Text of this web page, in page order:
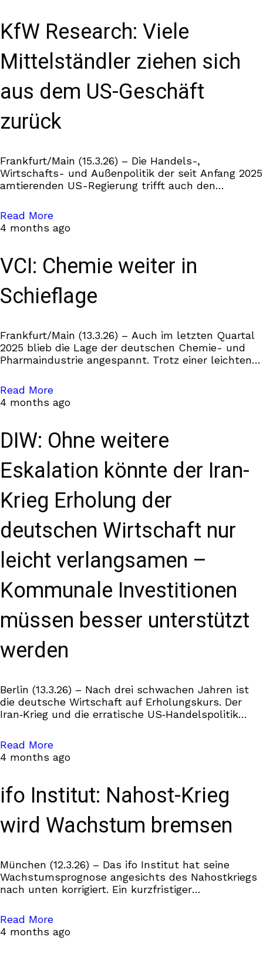
KfW Research: Viele
Mittelständler ziehen sich
aus dem US-Geschäft
zurück
Frankfurt/Main (15.3.26) – Die Handels-,
Wirtschafts- und Außenpolitik der seit Anfang 2025
amtierenden US-Regierung trifft auch den
mittleren Unternehmen, die Geschäftsbeziehungen
in die
Read More
4 months ago
VCI: Chemie weiter in
Schieflage
Frankfurt/Main (13.3.26) – Auch im letzten Quartal
2025 blieb die Lage der deutschen Chemie- und
Pharmaindustrie angespannt. Trotz einer leichten
Jahresende – ausgelöst durch vereinzelte
Read More
4 months ago
DIW: Ohne weitere
Eskalation könnte der Iran-
Krieg Erholung der
deutschen Wirtschaft nur
leicht verlangsamen –
Kommunale Investitionen
müssen besser unterstützt
werden
Berlin (13.3.26) – Nach drei schwachen Jahren ist
die deutsche Wirtschaft auf Erholungskurs. Der
Iran‑Krieg und die erratische US‑Handelspolitik
jüngste Anstieg der Energiepreise
Read More
4 months ago
ifo Institut: Nahost-Krieg
wird Wachstum bremsen
München (12.3.26) – Das ifo Institut hat seine
Wachstumsprognose angesichts des Nahostkriegs
nach unten korrigiert. Ein kurzfristiger
Wirtschaftswachstum in diesem Jahr gegenüber
Vorkriegs-Schätzungen um rund 0,2 Prozentpunkte
Read More
4 months ago